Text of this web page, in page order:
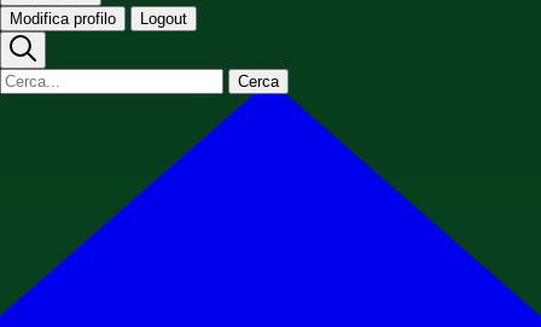
Modifica profilo Logout
Cerca